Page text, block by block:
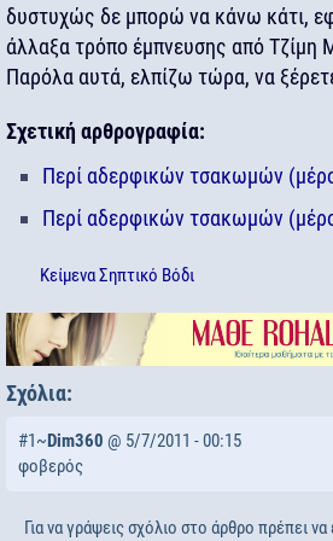
δυστυχώς δε μπορώ να κάνω κάτι,
άλλαξα τρόπο έμπνευσης από Τζίμη
Παρόλα αυτά, ελπίζω τώρα, να
Σχετική αρθρογραφία:
Περί αδερφικών τσακωμών
Περί αδερφικών τσακωμών
ΚείμεναΣηπτικό Βόδι
Σχόλια:
#1~ Dim360 @ 5/7/2011 - 00:15
φοβερός
Για να γράψεις σχόλιο στο άρθρο πρέπει να